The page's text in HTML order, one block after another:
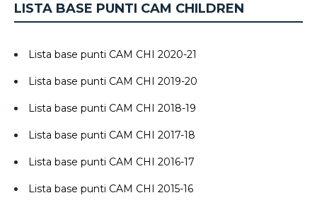
LISTA BASE PUNTI CAM CHILDREN
Lista base punti CAM CHI 2020-21
Lista base punti CAM CHI 2019-20
Lista base punti CAM CHI 2018-19
Lista base punti CAM CHI 2017-18
Lista base punti CAM CHI 2016-17
Lista base punti CAM CHI 2015-16